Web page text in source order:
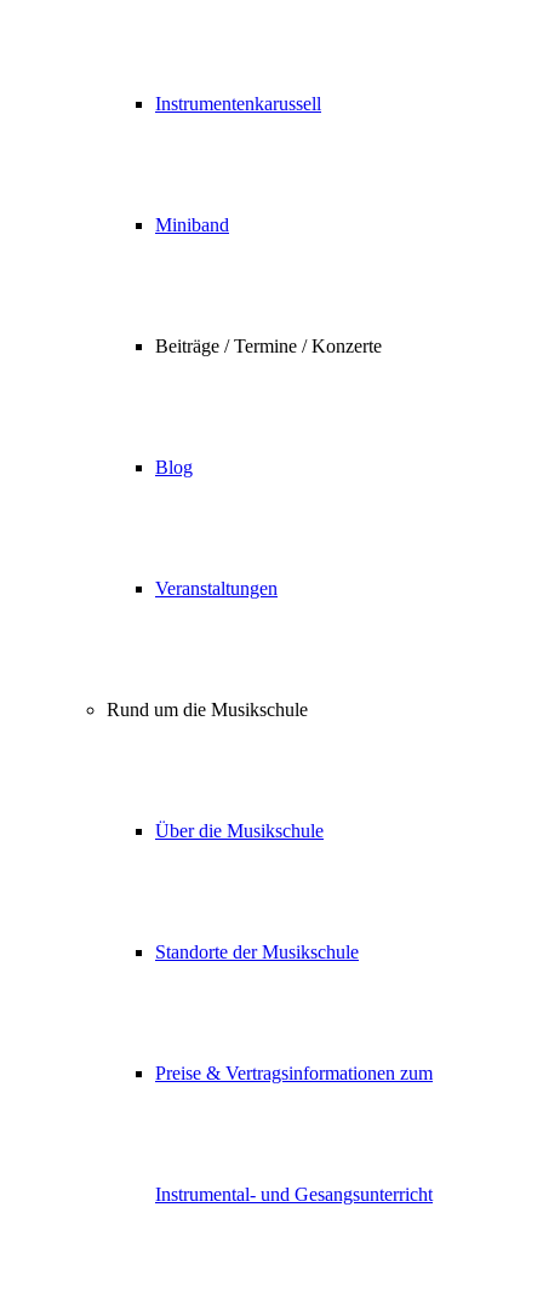
Instrumentenkarussell
Miniband
Beiträge / Termine / Konzerte
Blog
Veranstaltungen
Rund um die Musikschule
Über die Musikschule
Standorte der Musikschule
Preise & Vertragsinformationen zum
Instrumental- und Gesangsunterricht